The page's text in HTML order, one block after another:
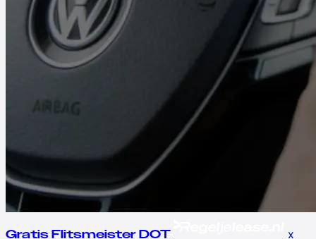
Gratis Flitsmeister DOT x